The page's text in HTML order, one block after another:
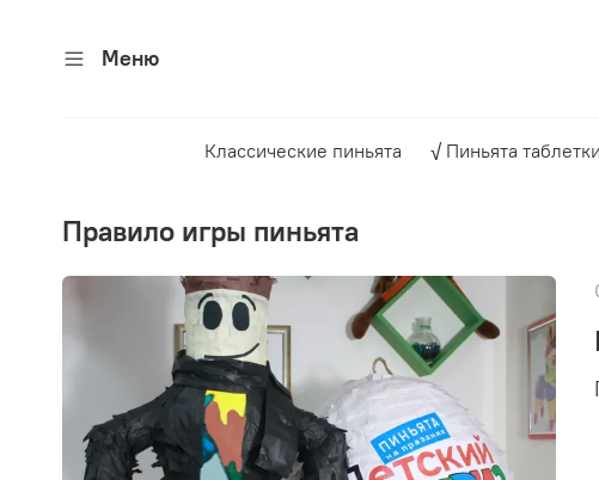
Меню
Классические пиньята √ Пиньята
правило игры пиньята